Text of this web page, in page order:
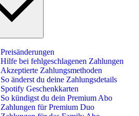
Preisänderungen
Hilfe bei fehlgeschlagenen Zahlungen
Akzeptierte Zahlungsmethoden
So änderst du deine Zahlungsdetails
Spotify Geschenkkarten
So kündigst du dein Premium Abo
Zahlungen für Premium Duo